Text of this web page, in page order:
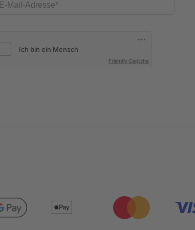
E-Mail-Adresse
Friendly Captcha